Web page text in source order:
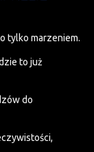
tylko marzeniem.
to już
do